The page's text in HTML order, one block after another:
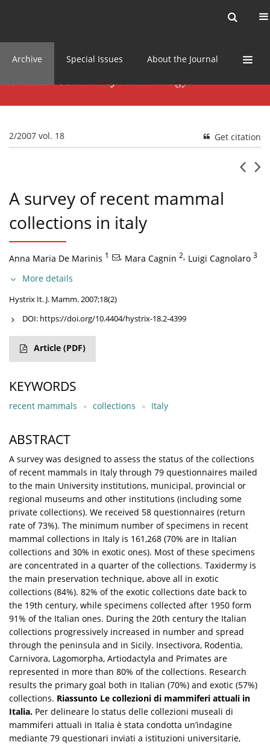
Archive Special Issues About the Journal
2/2007 vol. 18 Get citation
A survey of recent mammal
collections in italy
Anna Maria De Marinis 1 , Mara Cagnin 2, Luigi Cagnolaro 3
More details
Hystrix It. J. Mamm. 2007;18(2)
DOI: https://doi.org/10.4404/hystrix-18.2-4399
Article (PDF)
KEYWORDS
recent mammals collections Italy
ABSTRACT
A survey was designed to assess the status of the collections
of recent mammals in Italy through 79 questionnaires mailed
to the main University institutions, municipal, provincial or
regional museums and other institutions (including some
private collections). We received 58 questionnaires (return
rate of 73%). The minimum number of specimens in recent
mammal collections in Italy is 161,268 (70% are in Italian
collections and 30% in exotic ones). Most of these specimens
are concentrated in a quarter of the collections. Taxidermy is
the main preservation technique, above all in exotic
collections (84%). 82% of the exotic collections date back to
the 19th century, while specimens collected after 1950 form
91% of the Italian ones. During the 20th century the Italian
collections progressively increased in number and spread
through the peninsula and in Sicily. Insectivora, Rodentia,
Carnivora, Lagomorpha, Artiodactyla and Primates are
represented in more than 80% of the collections. Research
results the primary goal both in Italian (70%) and exotic (57%)
collections. Riassunto Le collezioni di mammiferi attuali in
Italia. Per delineare lo status delle collezioni museali di
mammiferi attuali in Italia è stata condotta un’indagine
mediante 79 questionari inviati a istituzioni universitarie,